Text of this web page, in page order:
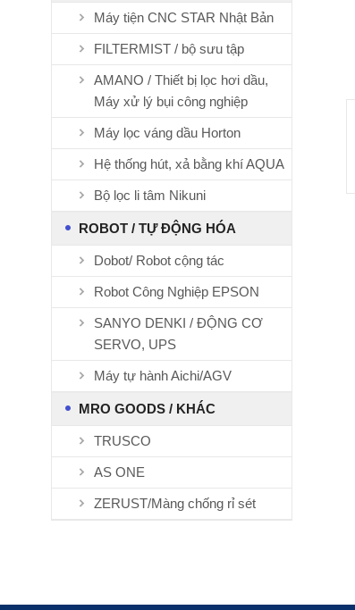
Máy tiện CNC STAR Nhật Bản
FILTERMIST / bộ sưu tập
AMANO / Thiết bị lọc hơi dầu,
Máy xử lý bụi công nghiệp
Máy lọc váng dầu Horton
Hệ thống hút, xả bằng khí AQUA
Bộ lọc li tâm Nikuni
ROBOT / TỰ ĐỘNG HÓA
Dobot/ Robot cộng tác
Robot Công Nghiệp EPSON
SANYO DENKI / ĐỘNG CƠ
SERVO, UPS
Máy tự hành Aichi/AGV
MRO GOODS / KHÁC
TRUSCO
AS ONE
ZERUST/Màng chống rỉ sét